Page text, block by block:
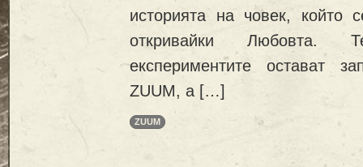
историята на човек, който
откривайки Любовта.
експериментите остават
ZUUM, а […]
ZUUM